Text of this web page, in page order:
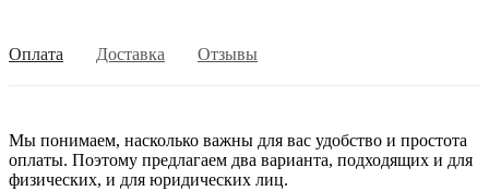
Оплата Доставка Отзывы
Мы понимаем, насколько важны для вас удобство и простота
оплаты. Поэтому предлагаем два варианта, подходящих и для
физических, и для юридических лиц.